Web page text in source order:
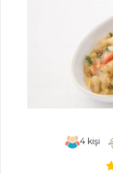
Çanağında Et Meze
Pazı Borani
Mezeler Tüm
SALATALAR
4 kişi